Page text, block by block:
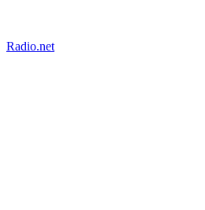
Radio.net